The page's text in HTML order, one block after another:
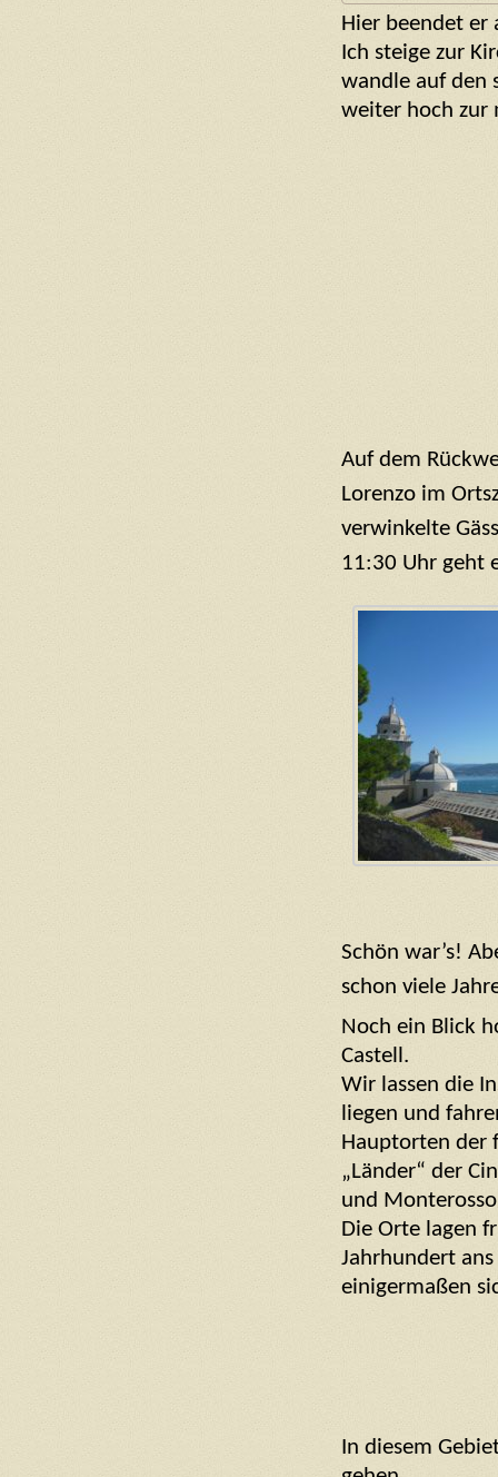
Hier beendet er
Ich steige zur
wandle auf den
weiter hoch zur
Auf dem
Lorenzo im
verwinkelte
11:30 Uhr geht
Schön war’s!
schon viele
Noch ein Blick
Castell.
Wir lassen die
liegen und
Hauptorten der
„Länder“ der
und
Die Orte lagen
Jahrhundert
einigermaßen
In diesem